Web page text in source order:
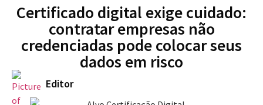
Certificado digital exige cuidado:
contratar empresas não
credenciadas pode colocar seus
dados em risco
Editor